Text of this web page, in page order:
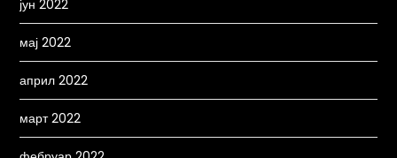
јун 2022
мај 2022
април 2022
март 2022